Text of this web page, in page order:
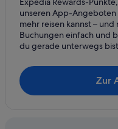
East Victoria Park:
Perth Hotels
Rivervale: Hotels
Kings Park: Hotels
unseren App-Angeboten
mehr reisen kannst –
Buchungen einfach und
du gerade unterwegs
Zur